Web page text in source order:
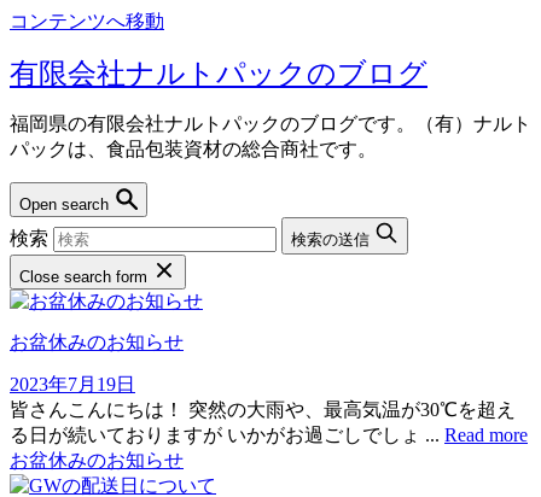
コンテンツへ移動
有限会社ナルトパックのブログ
福岡県の有限会社ナルトパックのブログです。（有）ナルト
パックは、食品包装資材の総合商社です。
Open search
検索 検索の送信
Close search form
お盆休みのお知らせ
2023年7月19日
皆さんこんにちは！ 突然の大雨や、最高気温が30℃を超え
る日が続いておりますが いかがお過ごしでしょ ... Read more
お盆休みのお知らせ